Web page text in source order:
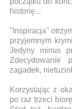
historię...
"Inspiracja"
przyjemnym
Jedyny minus
Zdecydowanie
zagadek,
Korzystając z
po raz trzeci